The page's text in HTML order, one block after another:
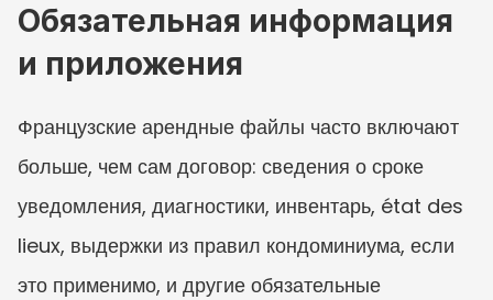
Обязательная информация
и приложения
Французские арендные файлы часто включают
больше, чем сам договор: сведения о сроке
уведомления, диагностики, инвентарь, état des
lieux, выдержки из правил кондоминиума, если
это применимо, и другие обязательные